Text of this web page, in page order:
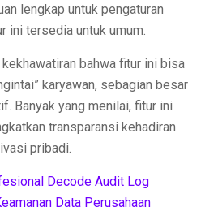
lengkap untuk pengaturan
ini tersedia untuk umum.
bahwa fitur ini bisa
karyawan, sebagian besar
Banyak yang menilai, fitur ini
transparansi kehadiran
pribadi.
Decode Audit Log
Data Perusahaan